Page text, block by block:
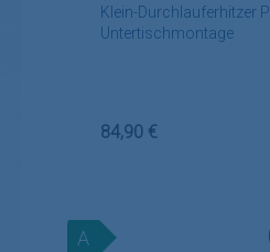
Klein-Durchlauferhitzer
Untertischmontage
Regulärer Preis:
84,90 €
A